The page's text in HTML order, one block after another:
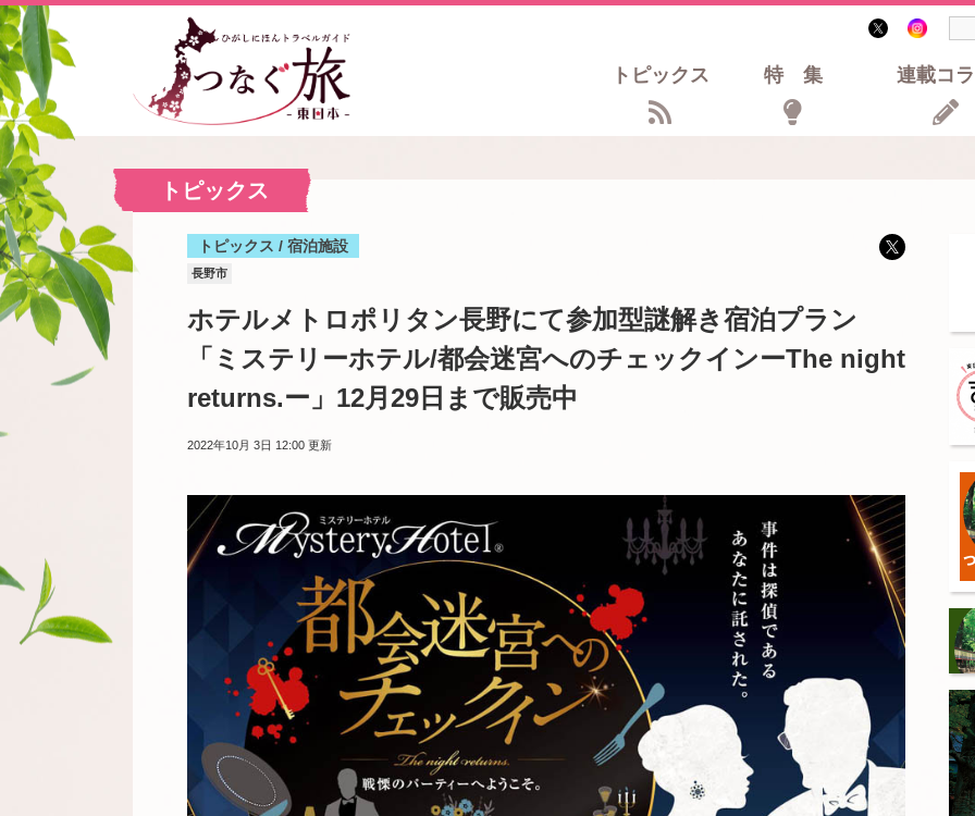
トピックス 特集 連載コ
トピックス
トピックス / 宿泊施設
長野市
ホテルメトロポリタン長野にて参加型謎解き宿泊プラン
「ミステリーホテル/都会迷宮へのチェックインーThe night
returns.ー」12月29日まで販売中
2022年10月 3日 12:00 更新